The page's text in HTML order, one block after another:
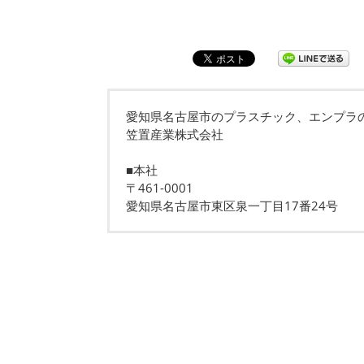
愛知県名古屋市のプラスチック、エンプラ
笠置産業株式会社
■本社
〒461-0001
愛知県名古屋市東区泉一丁目17番24号